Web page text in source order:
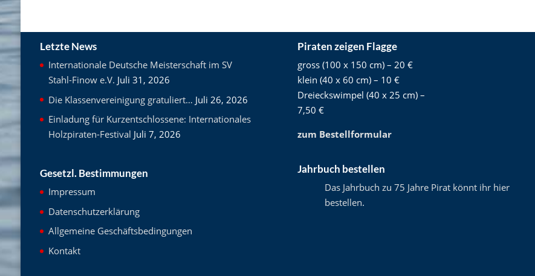
Letzte News
Internationale Deutsche Meisterschaft im SV
Stahl-Finow e.V. Juli 31, 2026
Die Klassenvereinigung gratuliert… Juli 26, 2026
Einladung für Kurzentschlossene: Internationales
Holzpiraten-Festival Juli 7, 2026
Gesetzl. Bestimmungen
Impressum
Datenschutzerklärung
Allgemeine Geschäftsbedingungen
Kontakt
Piraten zeigen Flagge
gross (100 x 150 cm) – 20 €
klein (40 x 60 cm) – 10 €
Dreieckswimpel (40 x 25 cm) –
7,50 €
zum Bestellformular
Jahrbuch bestellen
Das Jahrbuch zu 75 Jahre Pirat könnt ihr hier
bestellen.